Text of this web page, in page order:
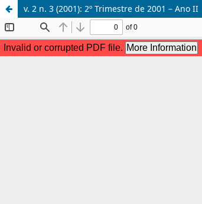
v. 2 n. 3 (2001): 2º Trimestre de 2001 – Ano II